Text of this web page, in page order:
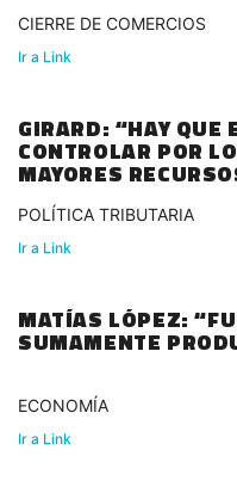
CIERRE DE COMERCIOS
Ir a Link
GIRARD: “HAY QUE
CONTROLAR POR
MAYORES
POLÍTICA TRIBUTARIA
Ir a Link
MATÍAS LÓPEZ:
SUMAMENTE
ECONOMÍA
Ir a Link